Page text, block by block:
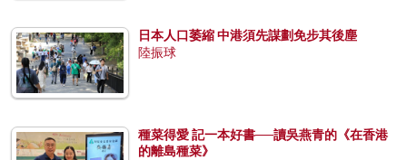
日本人口萎縮 中港須先謀劃免步其後塵
陸振球
種菜得愛 記一本好書──讀吳燕青的《在香港
的離島種菜》